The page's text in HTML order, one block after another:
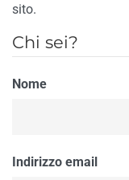
sito.
Chi sei?
Nome
Indirizzo email